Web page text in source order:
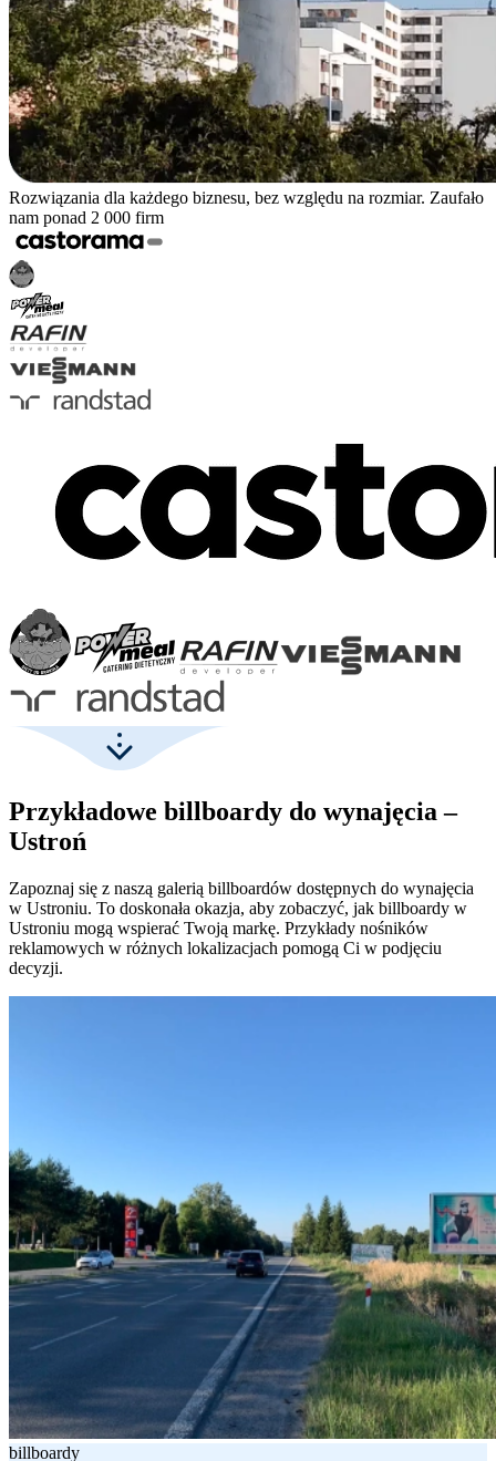
Rozwiązania dla każdego biznesu, bez względu na rozmiar. Zaufało
nam ponad 2 000 firm
Przykładowe billboardy do wynajęcia –
Ustroń
Zapoznaj się z naszą galerią billboardów dostępnych do wynajęcia
w Ustroniu. To doskonała okazja, aby zobaczyć, jak billboardy w
Ustroniu mogą wspierać Twoją markę. Przykłady nośników
reklamowych w różnych lokalizacjach pomogą Ci w podjęciu
decyzji.
billboardy